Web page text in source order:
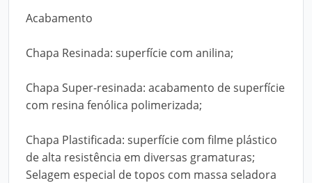
Acabamento
Chapa Resinada: superfície com anilina;
Chapa Super-resinada: acabamento de superfície
com resina fenólica polimerizada;
Chapa Plastificada: superfície com filme plástico
de alta resistência em diversas gramaturas;
Selagem especial de topos com massa seladora